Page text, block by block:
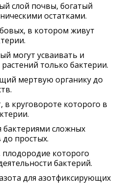
слой почвы, богатый
остатками.
в котором живут
могут усваивать и
только бактерии.
мертвую органику до
в круговороте которого в
бактериями сложных
простых.
плодородие которого
бактерий.
для азотфиксирующих